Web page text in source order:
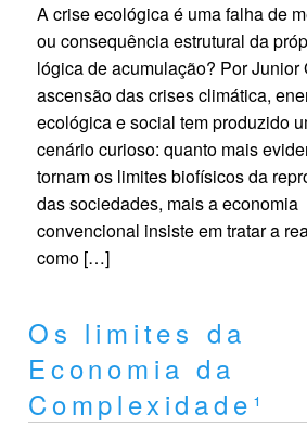
A crise ecológica é uma falha de
ou consequência estrutural da
lógica de acumulação? Por Junior
ascensão das crises climática,
ecológica e social tem produzido
cenário curioso: quanto mais
tornam os limites biofísicos da
das sociedades, mais a economia
convencional insiste em tratar a
como […]
Os limites da
Economia da
Complexidade¹